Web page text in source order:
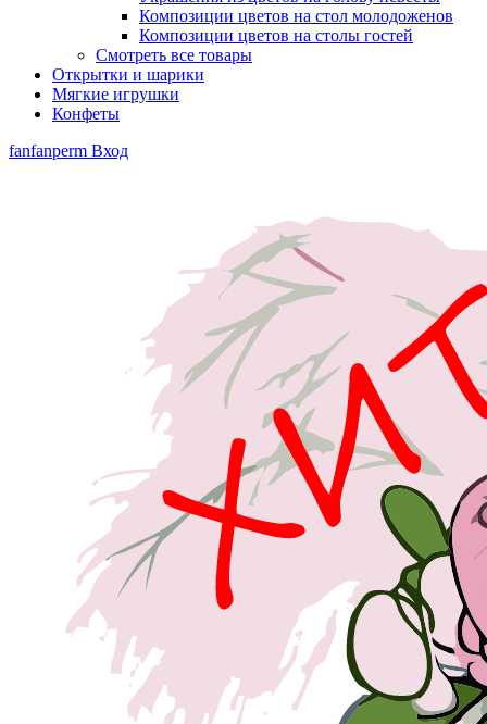
Композиции цветов на стол молодоженов
Композиции цветов на столы гостей
Смотреть все товары
Открытки и шарики
Мягкие игрушки
Конфеты
fanfanperm Вход